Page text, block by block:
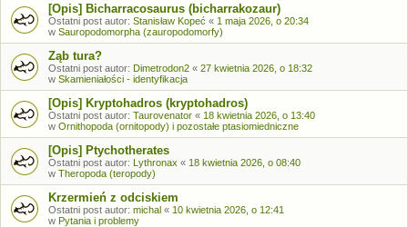
[Opis] Bicharracosaurus (bicharrakozaur)
Ostatni post autor: Stanisław Kopeć « 1 maja 2026, o 20:34
w Sauropodomorpha (zauropodomorfy)
Ząb tura?
Ostatni post autor: Dimetrodon2 « 27 kwietnia 2026, o 18:32
w Skamieniałości - identyfikacja
[Opis] Kryptohadros (kryptohadros)
Ostatni post autor: Taurovenator « 18 kwietnia 2026, o 13:40
w Ornithopoda (ornitopody) i pozostałe ptasiomiedniczne
[Opis] Ptychotherates
Ostatni post autor: Lythronax « 18 kwietnia 2026, o 08:40
w Theropoda (teropody)
Krzermień z odciskiem
Ostatni post autor: michal « 10 kwietnia 2026, o 12:41
w Pytania i problemy